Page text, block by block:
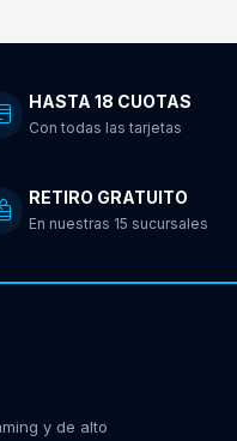
HASTA 18 CUOTAS
Con todas las tarjetas
RETIRO GRATUITO
En nuestras 15 sucursales
y de alto